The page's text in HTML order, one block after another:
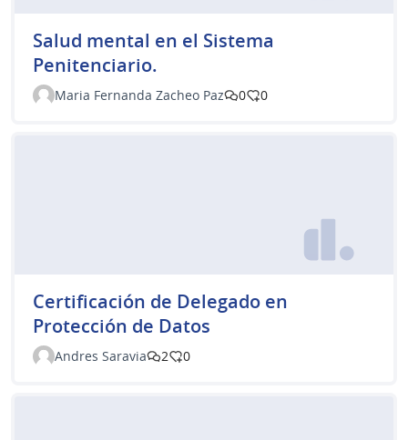
Salud mental en el Sistema
Penitenciario.
Maria Fernanda Zacheo Paz 0 0
Certificación de Delegado en
Protección de Datos
Andres Saravia 2 0